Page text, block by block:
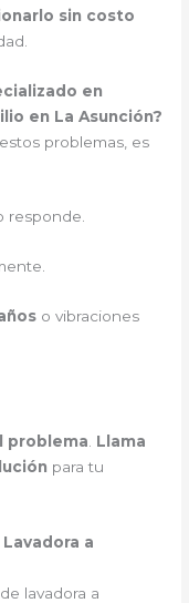
sin costo
en
en La Asunción?
problemas, es
responde.
o vibraciones
problema Llama
para tu
a
de lavadora a